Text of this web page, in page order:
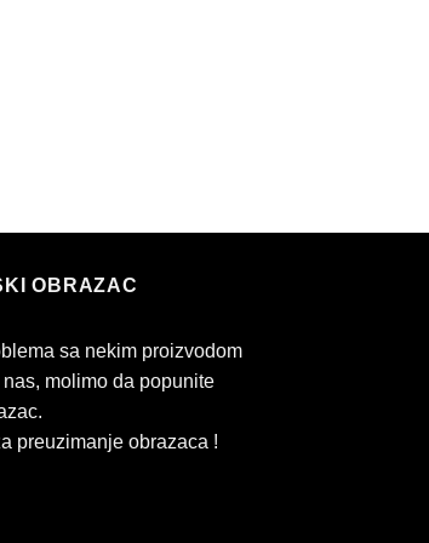
OBRAZAC
sa nekim proizvodom
molimo da popunite
preuzimanje obrazaca !